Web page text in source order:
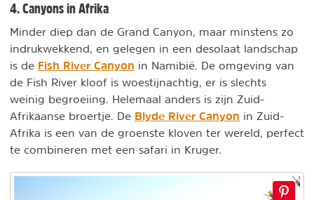
4. Canyons in Afrika
Minder diep dan de Grand Canyon, maar minstens zo
indrukwekkend, en gelegen in een desolaat landschap
is de Fish River Canyon in Namibië. De omgeving van
de Fish River kloof is woestijnachtig, er is slechts
weinig begroeiing. Helemaal anders is zijn Zuid-
Afrikaanse broertje. De Blyde River Canyon in Zuid-
Afrika is een van de groenste kloven ter wereld, perfect
te combineren met een safari in Kruger.